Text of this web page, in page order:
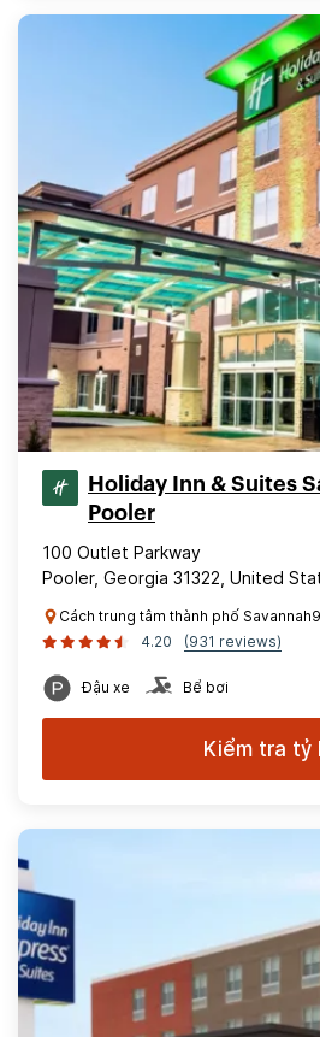
Holiday Inn & Suites
Pooler
100 Outlet Parkway
Pooler, Georgia 31322, United
Cách trung tâm thành phố
4.20
(931 reviews)
Đậu xe Bể bơi
Kiểm tra tỷ